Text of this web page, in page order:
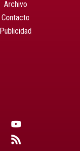
Archivo
Contacto
Publicidad